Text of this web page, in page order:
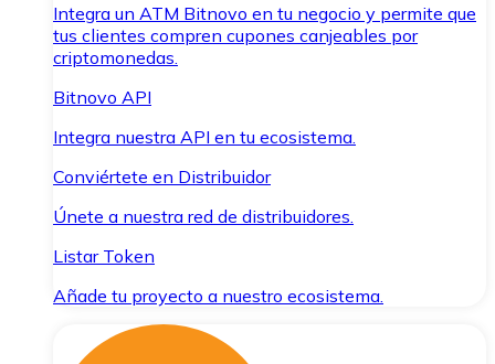
Integra un ATM Bitnovo en tu negocio y permite que
tus clientes compren cupones canjeables por
criptomonedas.
Bitnovo API
Integra nuestra API en tu ecosistema.
Conviértete en Distribuidor
Únete a nuestra red de distribuidores.
Listar Token
Añade tu proyecto a nuestro ecosistema.